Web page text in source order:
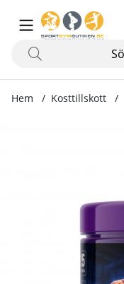
Hem Kosttillskott